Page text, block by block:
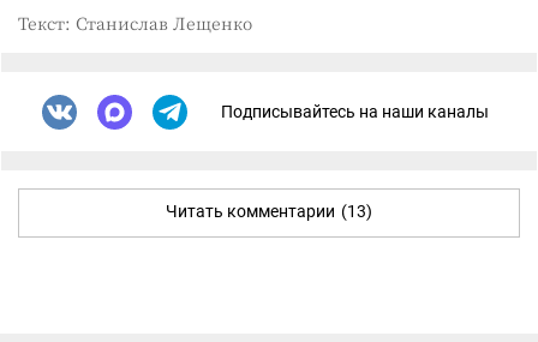
Текст: Станислав Лещенко
Подписывайтесь на наши каналы
Читать комментарии (13)